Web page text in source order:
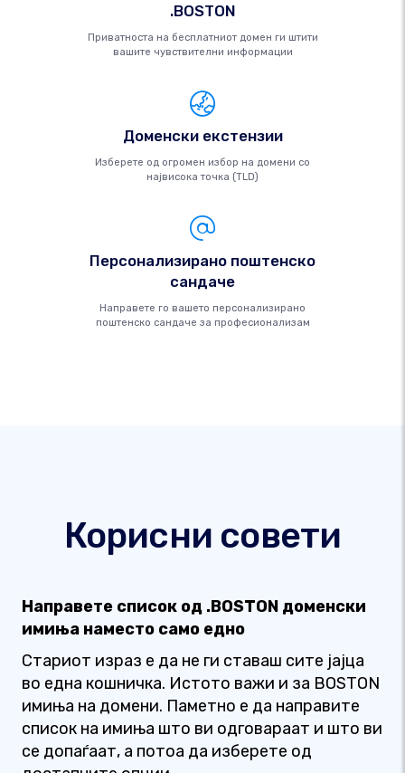
.BOSTON
Приватноста на бесплатниот домен ги штити
вашите чувствителни информации
Доменски екстензии
Изберете од огромен избор на домени со
највисока точка (TLD)
Персонализирано поштенско
сандаче
Направете го вашето персонализирано
поштенско сандаче за професионализам
Корисни совети
Направете список од .BOSTON доменски
имиња наместо само едно
Стариот израз е да не ги ставаш сите јајца
во една кошничка. Истото важи и за BOSTON
имиња на домени. Паметно е да направите
список на имиња што ви одговараат и што ви
се допаѓаат, а потоа да изберете од